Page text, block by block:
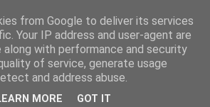
from Google to deliver its services
Your IP address and user-agent are
along with performance and security
of service, generate usage
and address abuse.
MORE GOT IT